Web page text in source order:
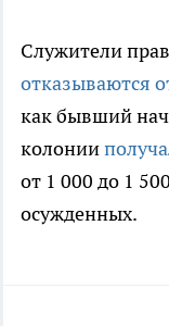
Служители
отказываются
как бывший
колонии
от 1 000 до 1
осужденных.